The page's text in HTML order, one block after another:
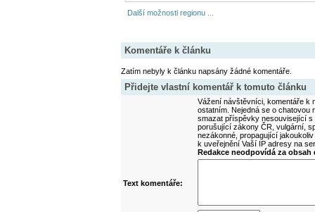
Další možnosti regionu ...
Komentáře k článku
Zatím nebyly k článku napsány žádné komentáře.
Přidejte vlastní komentář k tomuto článku
Vážení návštěvníci, komentáře k
ostatním. Nejedná se o
smazat příspěvky nesouvisející
porušující zákony ČR, vulgární,
nezákonné, propagující
k uveřejnění Vaší IP adresy na
Redakce neodpovídá za
Text komentáře: